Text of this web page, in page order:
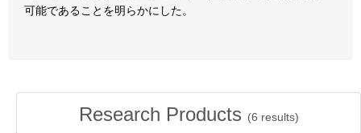
可能であることを明らかにした。
Research Products (6 results)